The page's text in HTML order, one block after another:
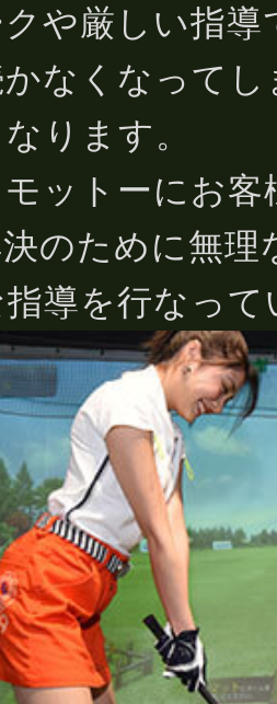
や厳しい指
なくなって
ります。
ットーにお
のために無理
導を行なって